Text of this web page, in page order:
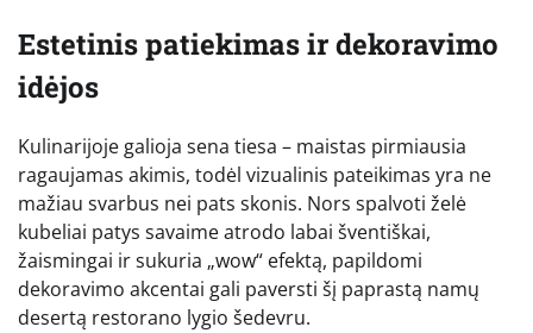
Estetinis patiekimas ir dekoravimo
idėjos
Kulinarijoje galioja sena tiesa – maistas pirmiausia
ragaujamas akimis, todėl vizualinis pateikimas yra ne
mažiau svarbus nei pats skonis. Nors spalvoti želė
kubeliai patys savaime atrodo labai šventiškai,
žaismingai ir sukuria „wow“ efektą, papildomi
dekoravimo akcentai gali paversti šį paprastą namų
desertą restorano lygio šedevru.